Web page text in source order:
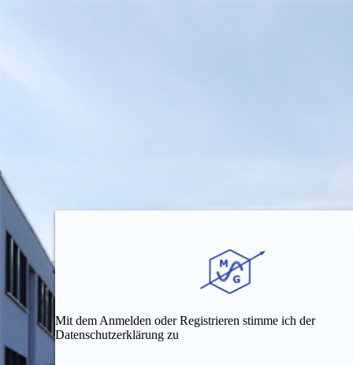
Mit dem Anmelden oder Registrieren stimme ich der
Datenschutzerklärung zu